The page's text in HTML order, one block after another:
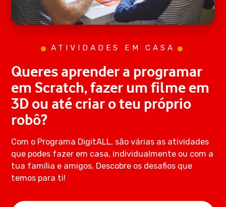
ATIVIDADES EM CASA
Queres aprender a programar
em Scratch, fazer um filme em
3D ou até criar o teu próprio
robô?
Com o Programa DigitALL, são várias as atividades
que podes fazer em casa, individualmente ou com a
tua família e amigos. Descobre os desafios que
temos para ti!